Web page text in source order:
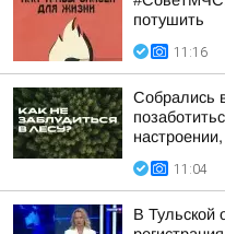
потушить
11:16
Собрались
11:04
В Тульской